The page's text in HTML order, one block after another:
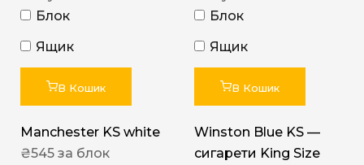
Блок
Ящик
В Кошик
Manchester KS white
₴545 за блок
Блок
Ящик
В Кошик
Winston Blue KS —
сигарети King Size